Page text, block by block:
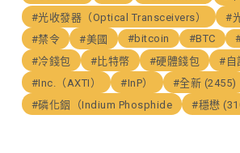
#光收發器（Optical Transceivers）
#
#禁令
#美國 #bitcoin #BTC
#冷錢包
#比特幣 #硬體錢包 #自
#Inc.（AXTI）
#InP）
#全新 (2455)
#磷化銦（Indium Phosphide
#穩懋